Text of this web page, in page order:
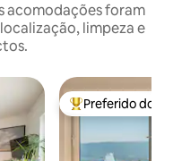
acomodações foram
limpeza e
Entre os
Preferido dos